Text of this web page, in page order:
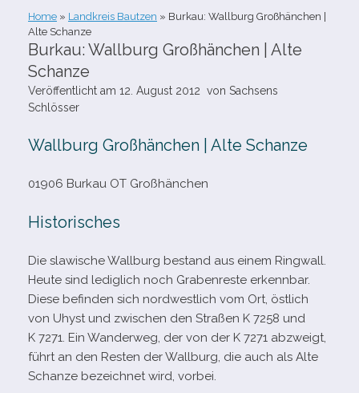
Home » Landkreis Bautzen » Burkau: Wallburg Großhänchen |
Alte Schanze
Burkau: Wallburg Großhänchen | Alte
Schanze
Veröffentlicht am 12. August 2012 von Sachsens
Schlösser
Wallburg Großhänchen | Alte Schanze
01906 Burkau OT Großhänchen
Historisches
Die sla­wi­sche Wallburg bestand aus einem Ringwall.
Heute sind ledig­lich noch Grabenreste erkenn­bar.
Diese befin­den sich nord­west­lich vom Ort, öst­lich
von Uhyst und zwi­schen den Straßen K 7258 und
K 7271. Ein Wanderweg, der von der K 7271 abzweigt,
führt an den Resten der Wallburg, die auch als Alte
Schanze bezeich­net wird, vorbei.